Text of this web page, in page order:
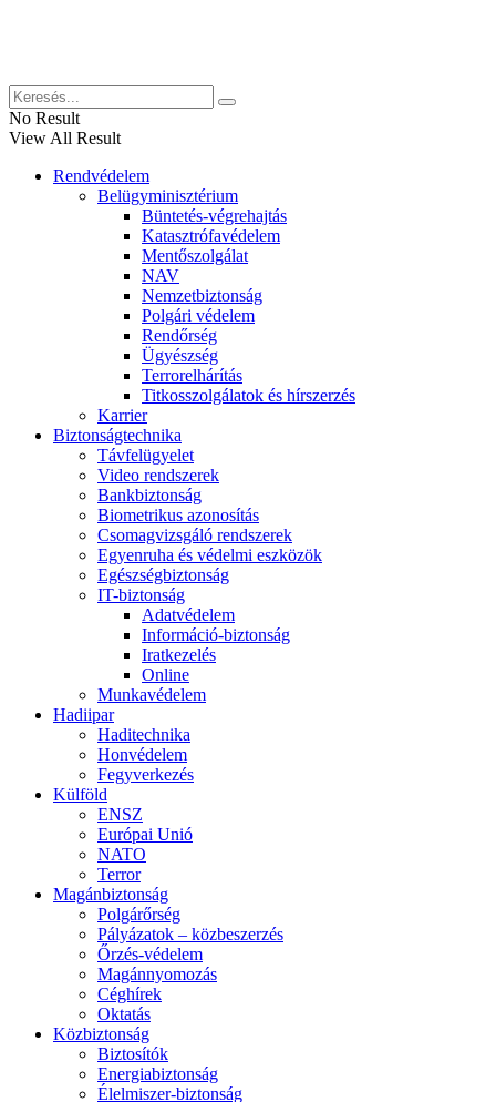
No Result
View All Result
Rendvédelem
Belügyminisztérium
Büntetés-végrehajtás
Katasztrófavédelem
Mentőszolgálat
NAV
Nemzetbiztonság
Polgári védelem
Rendőrség
Ügyészség
Terrorelhárítás
Titkosszolgálatok és hírszerzés
Karrier
Biztonságtechnika
Távfelügyelet
Video rendszerek
Bankbiztonság
Biometrikus azonosítás
Csomagvizsgáló rendszerek
Egyenruha és védelmi eszközök
Egészségbiztonság
IT-biztonság
Adatvédelem
Információ-biztonság
Iratkezelés
Online
Munkavédelem
Hadiipar
Haditechnika
Honvédelem
Fegyverkezés
Külföld
ENSZ
Európai Unió
NATO
Terror
Magánbiztonság
Polgárőrség
Pályázatok – közbeszerzés
Őrzés-védelem
Magánnyomozás
Céghírek
Oktatás
Közbiztonság
Biztosítók
Energiabiztonság
Élelmiszer-biztonság